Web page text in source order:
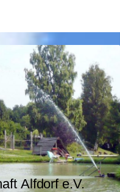
Alfdorf e.V.